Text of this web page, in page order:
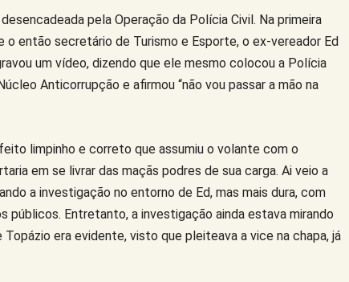
pela Operação da Polícia Civil. Na primeira
o então secretário de Turismo e Esporte, o ex-vereador Ed
um vídeo, dizendo que ele mesmo colocou a Polícia
Anticorrupção e afirmou “não vou passar a mão na
limpinho e correto que assumiu o volante com o
em se livrar das maçãs podres de sua carga. Ai veio a
a investigação no entorno de Ed, mas mais dura, com
públicos. Entretanto, a investigação ainda estava mirando
era evidente, visto que pleiteava a vice na chapa, já